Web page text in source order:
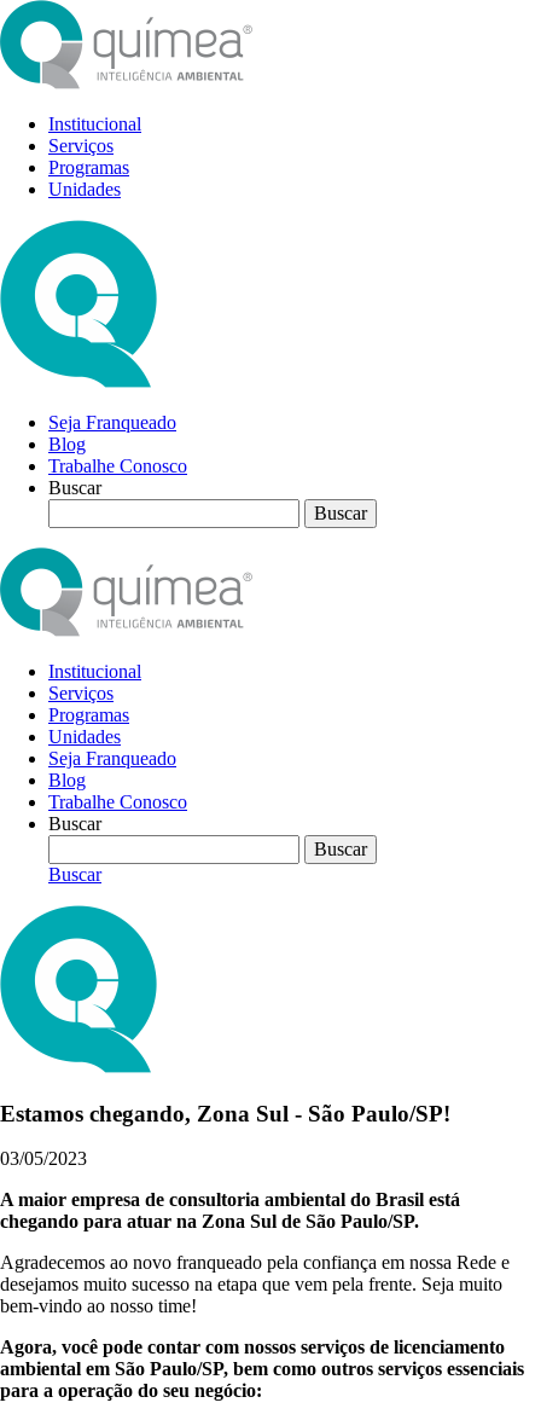
Institucional
Serviços
Programas
Unidades
Seja Franqueado
Blog
Trabalhe Conosco
Buscar
Institucional
Serviços
Programas
Unidades
Seja Franqueado
Blog
Trabalhe Conosco
Buscar
Buscar
Estamos chegando, Zona Sul - São Paulo/SP!
03/05/2023
A maior empresa de consultoria ambiental do Brasil está
chegando para atuar na Zona Sul de São Paulo/SP.
Agradecemos ao novo franqueado pela confiança em nossa Rede e
desejamos muito sucesso na etapa que vem pela frente. Seja muito
bem-vindo ao nosso time!
Agora, você pode contar com nossos serviços de licenciamento
ambiental em São Paulo/SP, bem como outros serviços essenciais
para a operação do seu negócio: